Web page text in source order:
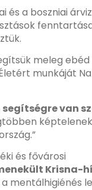
és a boszniai
meleg ebéd
munkáját
van
képtelenek
és fővárosi
Krisna-
mentálhigiénés